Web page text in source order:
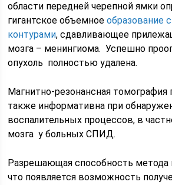
области передней черепной ямки
гигантское объемноеобразование
контурами, сдавливающее
мозга – менингиома. Успешно
опухоль полностью удалена.
Магнитно-резонансная томография
также информативна при
воспалительных процессов, в
мозга у больных СПИД.
Разрешающая способность метода
что появляется возможность